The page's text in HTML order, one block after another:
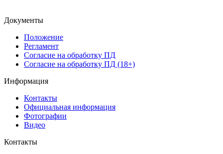
Документы
Положение
Регламент
Согласие на обработку ПД
Согласие на обработку ПД (18+)
Информация
Контакты
Официальная информация
Фотографии
Видео
Контакты